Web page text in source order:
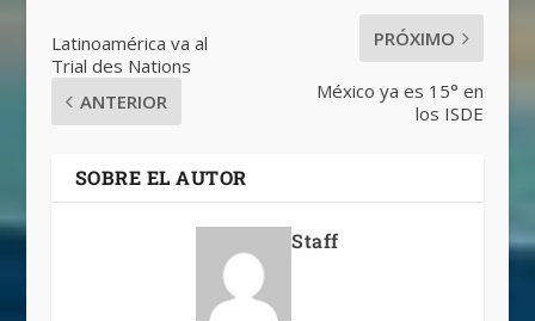
Latinoamérica va al
Trial des Nations
ANTERIOR
PRÓXIMO
México ya es 15° en
los ISDE
SOBRE EL AUTOR
Staff